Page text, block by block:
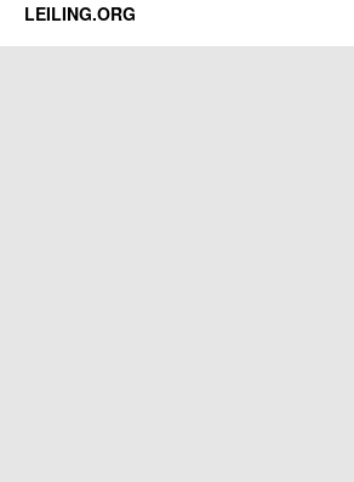
LEILING.ORG